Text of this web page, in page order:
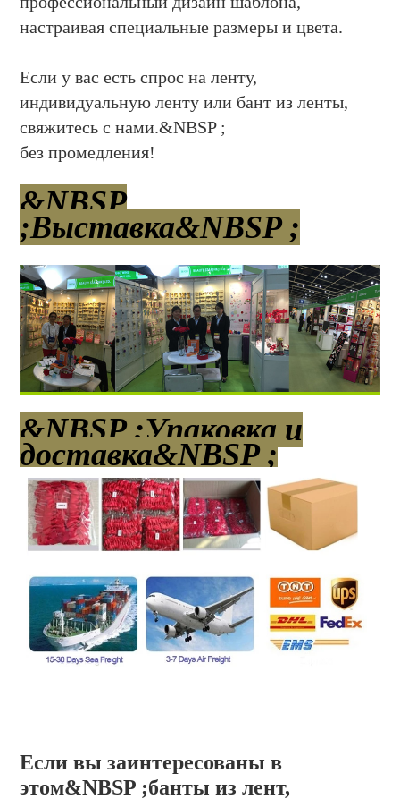
настраивая специальные размеры и цвета.
Если у вас есть спрос на ленту,
индивидуальную ленту или бант из ленты,
свяжитесь с нами.&NBSP ;
без промедления!
&NBSP
;Выставка&NBSP ;
&NBSP ;Упаковка и
доставка&NBSP ;
Если вы заинтересованы в
этом&NBSP ;банты из лент,